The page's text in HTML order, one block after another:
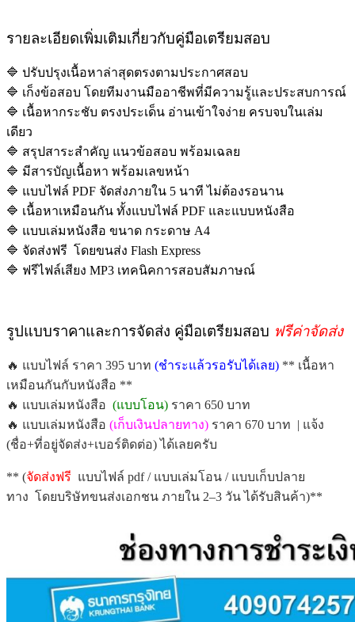
รายละเอียดเพิ่มเติมเกี่ยวกับคู่มือเตรียมสอบ
🔷 ปรับปรุงเนื้อหาล่าสุดตรงตามประกาศสอบ
🔷 เก็งข้อสอบ โดยทีมงานมืออาชีพที่มีความรู้และประสบการณ์
🔷 เนื้อหากระชับ ตรงประเด็น อ่านเข้าใจง่าย ครบจบในเล่ม
เดียว
🔷 สรุปสาระสำคัญ แนวข้อสอบ พร้อมเฉลย
🔷 มีสารบัญเนื้อหา พร้อมเลขหน้า
🔷 แบบไฟล์ PDF จัดส่งภายใน 5 นาที ไม่ต้องรอนาน
🔷 เนื้อหาเหมือนกัน ทั้งแบบไฟล์ PDF และแบบหนังสือ
🔷 แบบเล่มหนังสือ ขนาด กระดาษ A4
🔷 จัดส่งฟรี โดยขนส่ง Flash Express
🔷 ฟรีไฟล์เสียง MP3 เทคนิคการสอบสัมภาษณ์
รูปแบบราคาและการจัดส่ง คู่มือเตรียมสอบ ฟรีค่าจัดส่ง
🔥 แบบไฟล์ ราคา 395 บาท (ชำระแล้วรอรับได้เลย) ** เนื้อหา
เหมือนกันกับหนังสือ **
🔥 แบบเล่มหนังสือ (แบบโอน) ราคา 650 บาท
🔥 แบบเล่มหนังสือ (เก็บเงินปลายทาง) ราคา 670 บาท | แจ้ง
(ชื่อ+ที่อยู่จัดส่ง+เบอร์ติดต่อ) ได้เลยครับ
** (จัดส่งฟรี แบบไฟล์ pdf / แบบเล่มโอน / แบบเก็บปลาย
ทาง โดยบริษัทขนส่งเอกชน ภายใน 2–3 วัน ได้รับสินค้า)**